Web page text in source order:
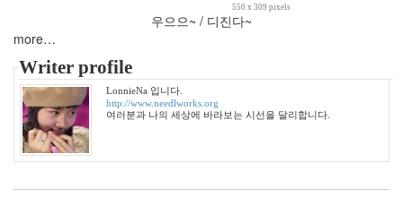
550 x 309 pixels
우으으~ / 디진다~
more…
Writer profile
LonnieNa 입니다.
http://www.needlworks.org
여러분과 나의 세상에 바라보는 시선을 달리합니다.
월
3
2010
년
34
2010
년
월